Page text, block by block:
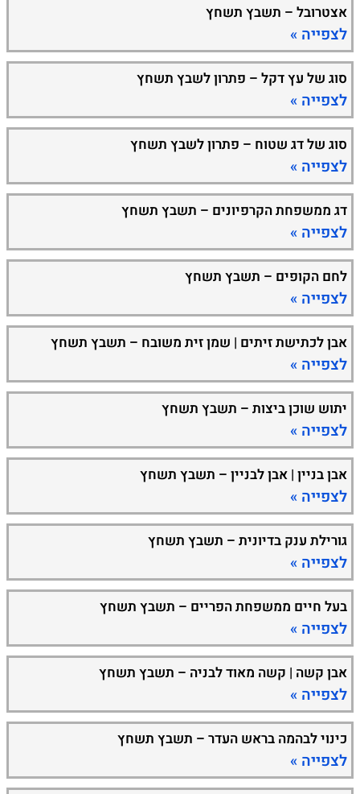
אצטרובל – תשבץ תשחץ
לצפייה »
סוג של עץ דקל – פתרון לשבץ תשחץ
לצפייה »
סוג של דג שטוח – פתרון לשבץ תשחץ
לצפייה »
דג ממשפחת הקרפיונים – תשבץ תשחץ
לצפייה »
לחם הקופים – תשבץ תשחץ
לצפייה »
אבן לכתישת זיתים | שמן זית משובח – תשבץ תשחץ
לצפייה »
יתוש שוכן ביצות – תשבץ תשחץ
לצפייה »
אבן בניין | אבן לבניין – תשבץ תשחץ
לצפייה »
גורילת ענק בדיונית – תשבץ תשחץ
לצפייה »
בעל חיים ממשפחת הפריים – תשבץ תשחץ
לצפייה »
אבן קשה | קשה מאוד לבניה – תשבץ תשחץ
לצפייה »
כינוי לבהמה בראש העדר – תשבץ תשחץ
לצפייה »